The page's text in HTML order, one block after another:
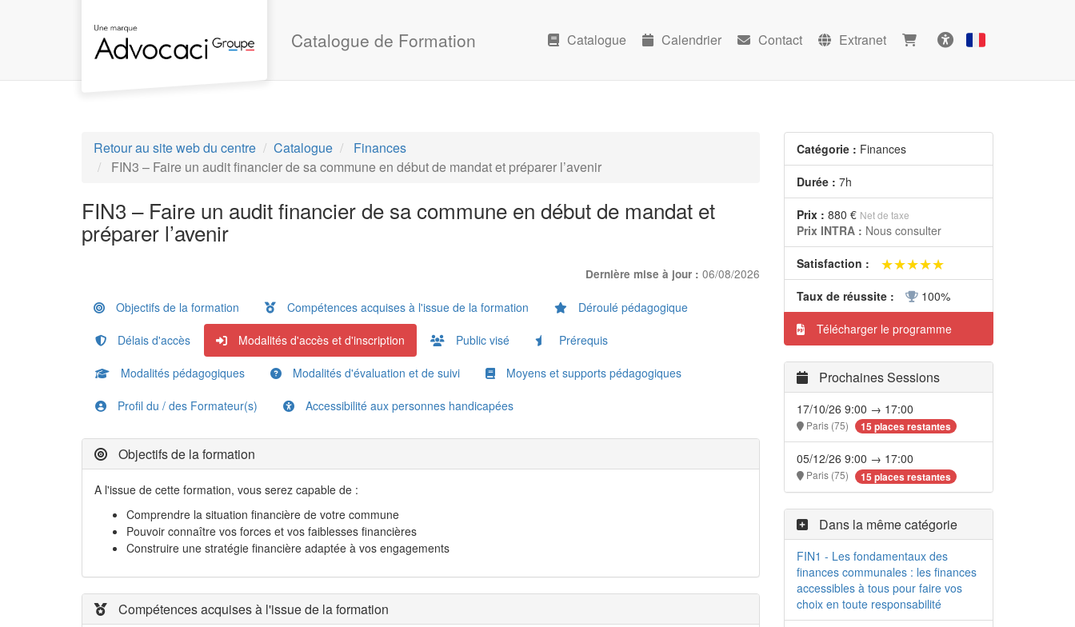
Catalogue de Formation Catalogue Calendrier Contact
Extranet
Français
Retour au site web du centre Catalogue
Finances
FIN3 – Faire un audit financier de sa commune en début de mandat et préparer l’avenir
FIN3 – Faire un audit financier de sa commune en début de mandat et
préparer l’avenir
Dernière mise à jour : 06/08/2026
Objectifs de la formation Compétences acquises à l'issue de la formation Déroulé pédagogique
Délais d'accès Modalités d'accès et d'inscription Public visé Prérequis
Modalités pédagogiques Modalités d'évaluation et de suivi Moyens et supports pédagogiques
Profil du / des Formateur(s) Accessibilité aux personnes handicapées
Objectifs de la formation
A l'issue de cette formation, vous serez capable de :
Comprendre la situation financière de votre commune
Pouvoir connaître vos forces et vos faiblesses financières
Construire une stratégie financière adaptée à vos engagements
Compétences acquises à l'issue de la formation
Catégorie : Finances
Durée : 7h
Prix : 880 € Net de taxe
Prix INTRA : Nous consulter
Satisfaction : ★★★★★
★★★★★
Taux de réussite : 100%
Télécharger le programme
Prochaines Sessions
17/10/26 9:00 → 17:00
Paris (75) 15 places restantes
05/12/26 9:00 → 17:00
Paris (75) 15 places restantes
Dans la même catégorie
FIN1 - Les fondamentaux des
finances communales : les finances
accessibles à tous pour faire vos
choix en toute responsabilité